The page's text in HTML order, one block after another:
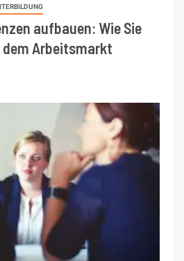
aufbauen: Wie Sie
dem Arbeitsmarkt